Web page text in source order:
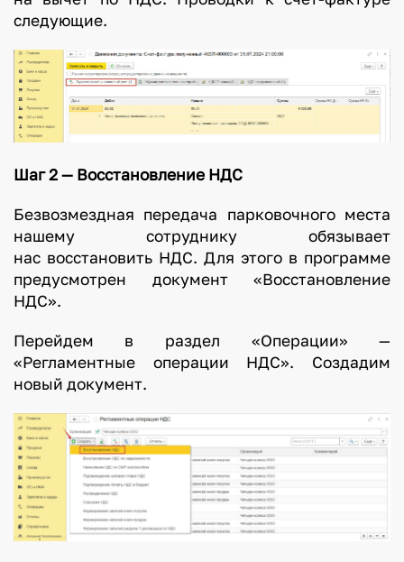
следующие.
Шаг 2 — Восстановление НДС
Безвозмездная передача парковочного места
нашему сотруднику обязывает
нас восстановить НДС. Для этого в программе
предусмотрен документ «Восстановление
НДС».
Перейдем в раздел «Операции» —
«Регламентные операции НДС». Создадим
новый документ.